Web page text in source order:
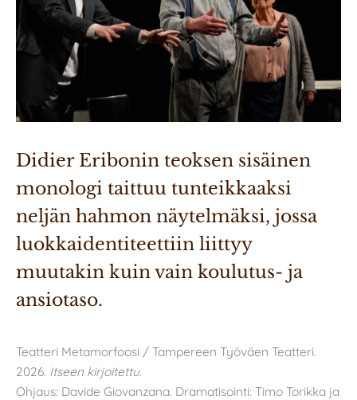
Didier Eribonin teoksen sisäinen
monologi taittuu tunteikkaaksi
neljän hahmon näytelmäksi, jossa
luokkaidentiteettiin liittyy
muutakin kuin vain koulutus- ja
ansiotaso.
Teatteri Metamorfoosi / Tampereen Työväen Teatteri.
2026. Itseen kirjoitettu.
Ohjaus: Davide Giovanzana. Dramatisointi: Timo Torikka ja